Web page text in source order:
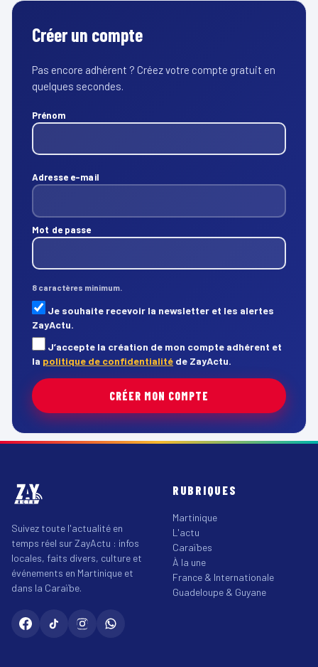
Créer un compte
Pas encore adhérent ? Créez votre compte gratuit en
quelques secondes.
Prénom
Adresse e-mail
Mot de passe
8 caractères minimum.
Je souhaite recevoir la newsletter et les alertes
ZayActu.
J’accepte la création de mon compte adhérent et
la politique de confidentialité de ZayActu.
CRÉER MON COMPTE
Suivez toute l'actualité en
temps réel sur ZayActu : infos
locales, faits divers, culture et
événements en Martinique et
dans la Caraïbe.
RUBRIQUES
Martinique
L'actu
Caraïbes
À la une
France & Internationale
Guadeloupe & Guyane